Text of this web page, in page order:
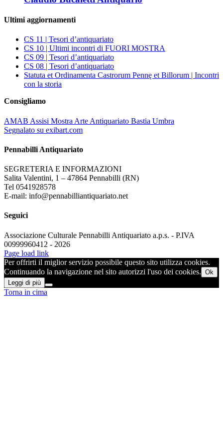
Ultimi aggiornamenti
CS 11 | Tesori d’antiquariato
CS 10 | Ultimi incontri di FUORI MOSTRA
CS 09 | Tesori d’antiquariato
CS 08 | Tesori d’antiquariato
Statuta et Ordinamenta Castrorum Pennę et Billorum | Incontri
con la storia
Consigliamo
AMAB Assisi Mostra Arte Antiquariato Bastia Umbra
Segnalato su exibart.com
Pennabilli Antiquariato
SEGRETERIA E INFORMAZIONI
Salita Valentini, 1 – 47864 Pennabilli (RN)
Tel 0541928578
E-mail: info@pennabilliantiquariato.net
Seguici
Associazione Culturale Pennabilli Antiquariato a.p.s. - P.IVA
00999960412 - 2026
Page load link
Per offrirti il miglior servizio possibile questo sito utilizza cookies.
Continuando la navigazione nel sito autorizzi l'uso dei cookies. Ok
Leggi di più
Torna in cima